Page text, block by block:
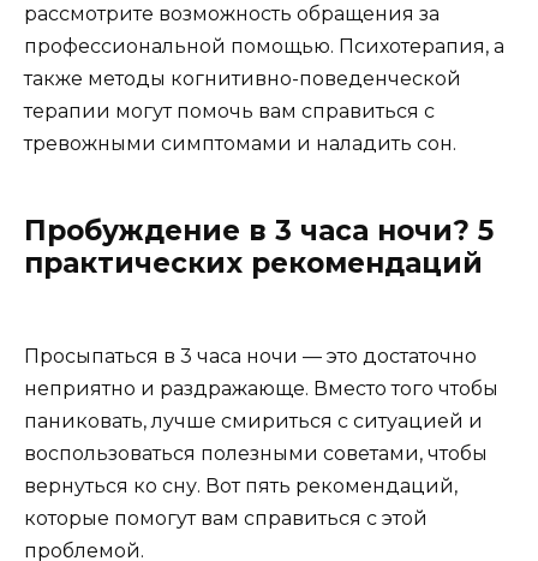
рассмотрите возможность обращения за
профессиональной помощью. Психотерапия, а
также методы когнитивно-поведенческой
терапии могут помочь вам справиться с
тревожными симптомами и наладить сон.
Пробуждение в 3 часа ночи? 5
практических рекомендаций
Просыпаться в 3 часа ночи — это достаточно
неприятно и раздражающе. Вместо того чтобы
паниковать, лучше смириться с ситуацией и
воспользоваться полезными советами, чтобы
вернуться ко сну. Вот пять рекомендаций,
которые помогут вам справиться с этой
проблемой.